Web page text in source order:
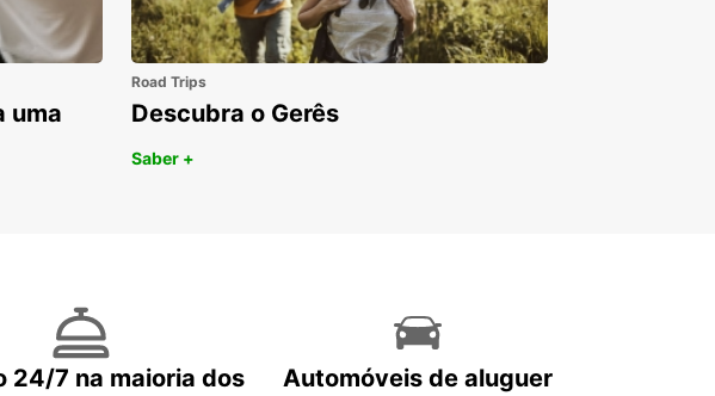
uma
Road Trips
Descubra o Gerês
Saber +
24/7 na maioria dos
Automóveis de aluguer